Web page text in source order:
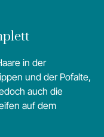
in der
und der Pofalte,
auch die
auf dem